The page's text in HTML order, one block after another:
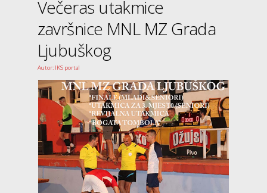
Večeras utakmice
završnice MNL MZ Grada
Ljubuškog
Autor: IKS portal